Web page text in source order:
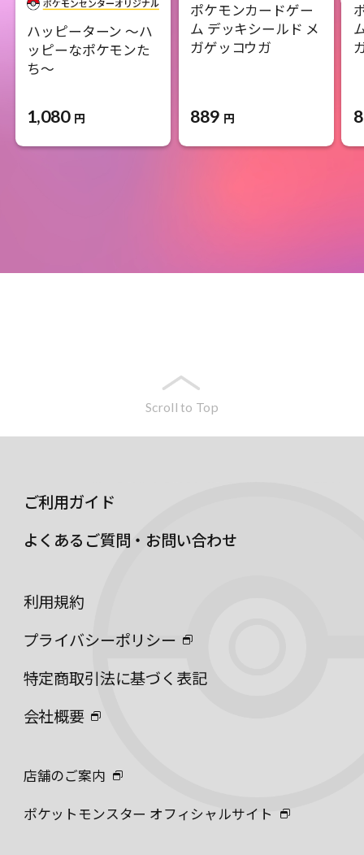
ハッピーターン 〜ハ
ッピーなポケモンた
ち〜
1,080 円
ポケモンカードゲー
ム デッキシールド メ
ガゲッコウガ
889 円
Scroll to Top
ご利用ガイド
よくあるご質問・お問い合わせ
利用規約
プライバシーポリシー
特定商取引法に基づく表記
会社概要
店舗のご案内
ポケットモンスター オフィシャルサイト